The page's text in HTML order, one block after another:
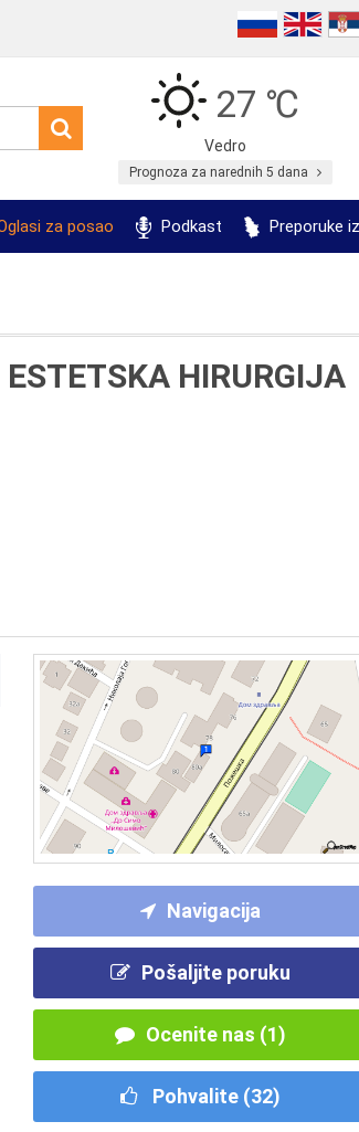
27 ℃
Vedro
Prognoza za narednih 5 dana
za posao Podkast Preporuke
HIRURGIJA
Navigacija
Pošaljite poruku
Ocenite nas (1)
Pohvalite (32)